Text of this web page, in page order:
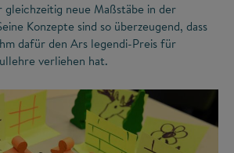
gleichzeitig neue Maßstäbe in der
Konzepte sind so überzeugend, dass
dafür den Ars legendi-Preis für
verliehen hat.